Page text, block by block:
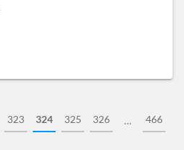
323 324 325 326 … 466